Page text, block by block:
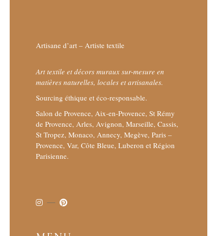
Artisane d’art – Artiste textile
Art textile et décors muraux sur-mesure en
matières naturelles, locales et artisanales.
Sourcing éthique et éco-responsable.
Salon de Provence, Aix-en-Provence, St Rémy
de Provence, Arles, Avignon, Marseille, Cassis,
St Tropez, Monaco, Annecy, Megève, Paris –
Provence, Var, Côte Bleue, Luberon et Région
Parisienne.